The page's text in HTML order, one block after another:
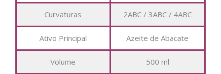
Curvaturas 2ABC / 3ABC / 4ABC
Ativo Principal Azeite de Abacate
Volume 500 ml